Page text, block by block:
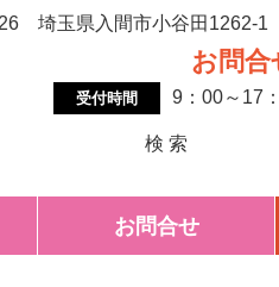
埼玉県入間市小谷田1262-
お問
受付時間 9：00～17
検 索
お問合せ